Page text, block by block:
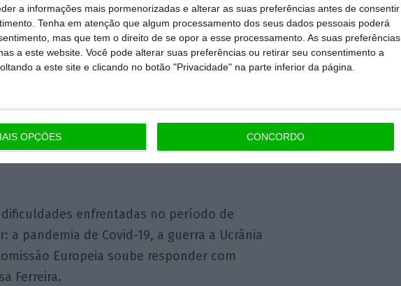
a informações mais pormenorizadas e alterar as suas preferências antes de consentir
Tenha em atenção que algum processamento dos seus dados pessoais poderá
mas que tem o direito de se opor a esse processamento. As suas preferências
a este website. Você pode alterar suas preferências ou retirar seu consentimento a
a este site e clicando no botão "Privacidade" na parte inferior da página.
OPÇÕES CONCORDO
euros de ganho por cada
um papel fundamental esse sucesso.
um impacto positivo sobre a economia.
por cada euro investido, contribuindo assim
recordou a presidente da Agência para o
enfrentadas no período de
a pandemia de Covid-19, a guerra a Ucrânia
Europeia soube responder com
Ferreira.